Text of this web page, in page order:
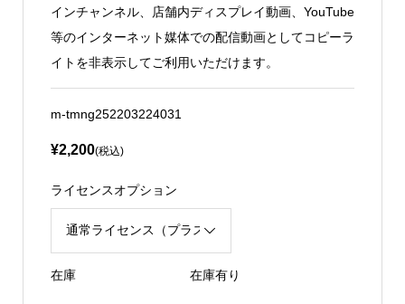
インチャンネル、店舗内ディスプレイ動画、YouTube
等のインターネット媒体での配信動画としてコピーラ
イトを非表示してご利用いただけます。
m-tmng252203224031
¥2,200(税込)
ライセンスオプション
在庫 在庫有り